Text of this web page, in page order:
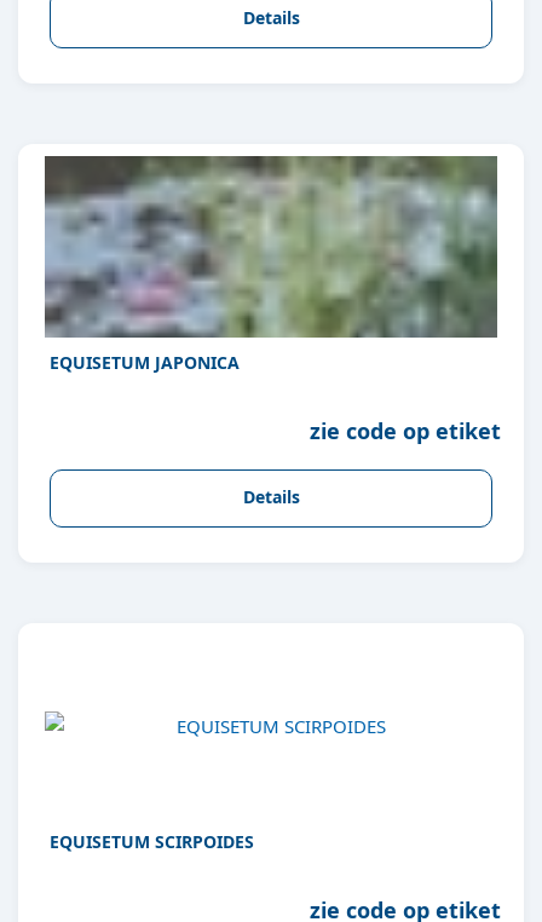
Details
EQUISETUM JAPONICA
zie code op etiket
Details
EQUISETUM SCIRPOIDES
zie code op etiket